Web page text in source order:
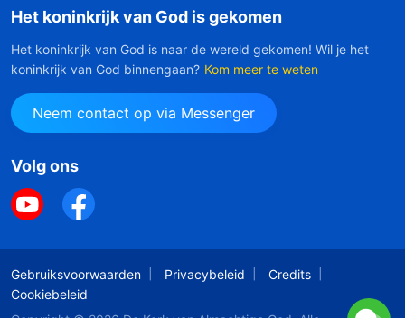
Het koninkrijk van God is gekomen
Het koninkrijk van God is naar de wereld gekomen! Wil je het
koninkrijk van God binnengaan? Kom meer te weten
Neem contact op via Messenger
Volg ons
Gebruiksvoorwaarden Privacybeleid
Credits
Cookiebeleid